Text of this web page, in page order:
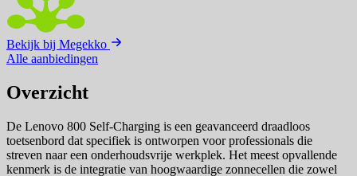
Bekijk bij Megekko
Alle aanbiedingen
Overzicht
De Lenovo 800 Self-Charging is een geavanceerd draadloos
toetsenbord dat specifiek is ontworpen voor professionals die
streven naar een onderhoudsvrije werkplek. Het meest opvallende
kenmerk is de integratie van hoogwaardige zonnecellen die zowel